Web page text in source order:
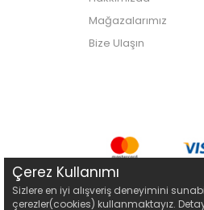
Mağazalarımız
Bize Ulaşın
Çerez Kullanımı
Sizlere en iyi alışveriş deneyimini
çerezler(cookies) kullanmaktayız.